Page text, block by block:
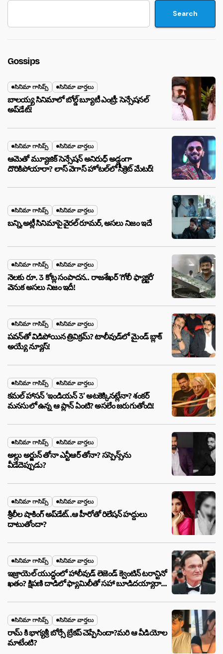
Search
Gossips
సినిమా గాసిప్స్ సినిమా వార్తలు
బాలయ్య సినిమాలో బోల్డ్ బ్యూటీ ఎంట్రీ: సెన్సేషనల్
అప్‌డేట్!
సినిమా గాసిప్స్ సినిమా వార్తలు
ఆమెతో మ్యూజిక్ సెన్సేషన్ అనిరుధ్ అడ్డంగా
దొరికిపోయారా? లాస్ వెగాస్ హోటల్‌లో సీక్రెట్ మేటర్!
సినిమా గాసిప్స్ సినిమా వార్తలు
బన్ని,అట్లీ సినిమాపై వైరల్ రూమర్, అసలు నిజం ఇదే
సినిమా గాసిప్స్ సినిమా వార్తలు
నెలకు రూ. 3 కోట్ల సంపాదన.. రాజశేఖర్ ‘గోలీ ఫ్యాక్టరీ’
వెనుక అసలు నిజం ఇదీ!
సినిమా గాసిప్స్ సినిమా వార్తలు
పవన్‌తో విడిపోయిన త్రివిక్రమ్? టాలీవుడ్‌లో మైండ్ బ్లాక్
అయ్యే న్యూస్!
సినిమా గాసిప్స్ సినిమా వార్తలు
కమల్ హాసన్ ‘ఇండియన్ 3’ అటకెక్కినట్లేనా? శంకర్
మనసులో ఉన్న ఆ ప్లాన్ ఏంటి? అసలేం జరుగుతోంది!
సినిమా గాసిప్స్ సినిమా వార్తలు
అల్లు అర్జున్ తోనా ఎన్టీఆర్ తోనా? సస్పెన్స్‌ను
వీడేదెప్పుడు?
సినిమా గాసిప్స్ సినిమా వార్తలు
శ్రీలీల షాకింగ్ అప్‌డేట్..ఆ హీరోతో రిలేషన్ హద్దులు
దాటుతోందా?
సినిమా గాసిప్స్ సినిమా వార్తలు
ఇజ్రాయెల్ యుద్ధంలో హాలీవుడ్ లెజెండ్ క్వెంటిన్ టరాన్టినో
ఖతం? క్షిపణి దాడిలో ఫ్యామిలీతో సహా బూడిదయ్యారా?
సినిమా గాసిప్స్ సినిమా వార్తలు
రామ్ కి భాగ్యశ్రీ బోర్సే బ్రేకప్ చెప్పేసిందా?మరి ఆ వీడియోల
మాటేంటి?